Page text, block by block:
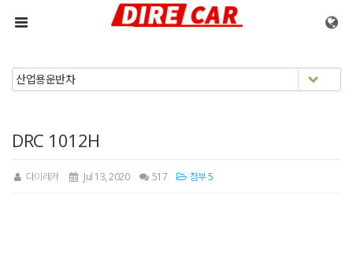
메뉴 건너뛰기
DRC 1012H
다이레카 Jul 13, 2020 517 첨부 5